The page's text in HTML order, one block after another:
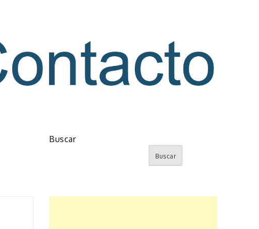
Buscar
Buscar